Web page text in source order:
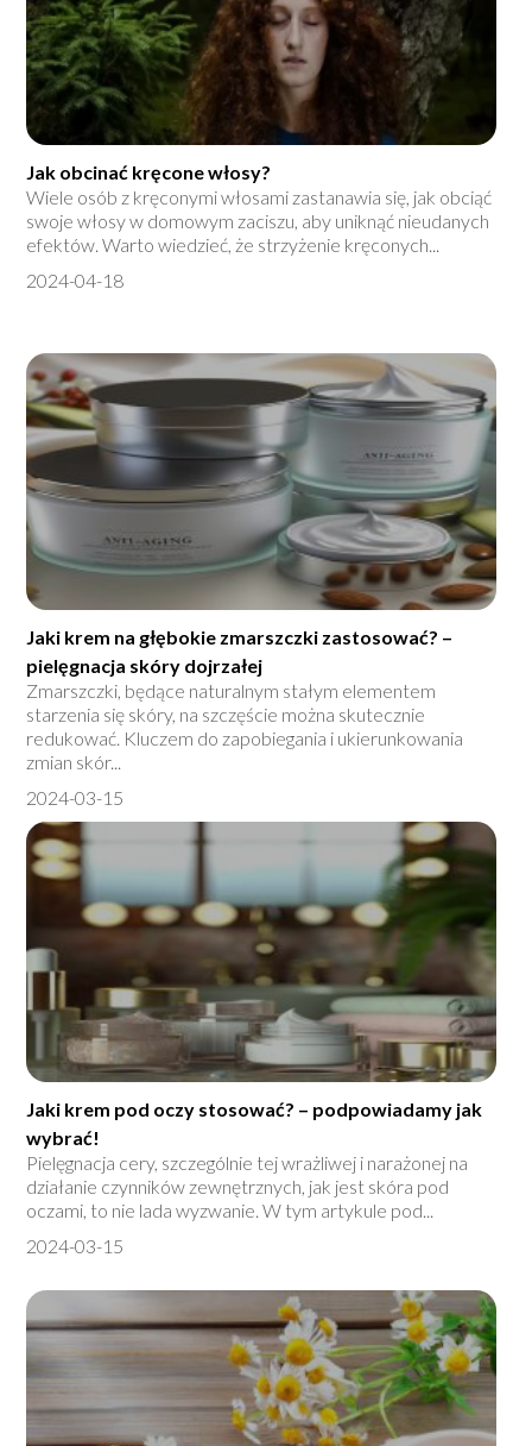
Jak obcinać kręcone włosy?
Wiele osób z kręconymi włosami zastanawia się, jak obciąć
swoje włosy w domowym zaciszu, aby uniknąć nieudanych
efektów. Warto wiedzieć, że strzyżenie kręconych...
2024-04-18
Jaki krem na głębokie zmarszczki zastosować? –
pielęgnacja skóry dojrzałej
Zmarszczki, będące naturalnym stałym elementem
starzenia się skóry, na szczęście można skutecznie
redukować. Kluczem do zapobiegania i ukierunkowania
zmian skór...
2024-03-15
Jaki krem pod oczy stosować? – podpowiadamy jak
wybrać!
Pielęgnacja cery, szczególnie tej wrażliwej i narażonej na
działanie czynników zewnętrznych, jak jest skóra pod
oczami, to nie lada wyzwanie. W tym artykule pod...
2024-03-15